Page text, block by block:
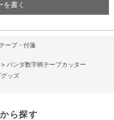
を書く
ープ・付箋
> パンダ数字柄テープカッター
ッズ
ら探す